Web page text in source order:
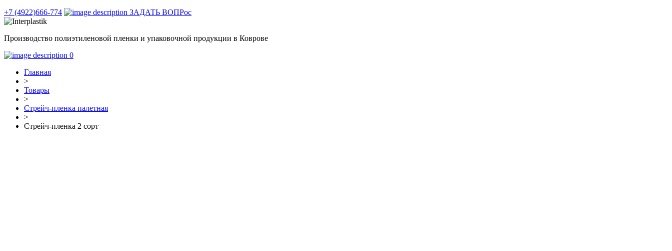
+7 (4922)666-774
ЗАДАТЬ ВОПРос
Производство полиэтиленовой пленки и упаковочной продукции в Коврове
0
Главная
>
Товары
>
Стрейч-пленка палетная
>
Стрейч-пленка 2 сорт